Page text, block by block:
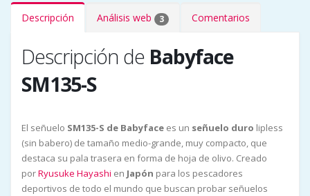
Descripción Análisis web 3 Comentarios
Descripción de Babyface
SM135-S
El señuelo SM135-S de Babyface es un señuelo duro lipless
(sin babero) de tamaño medio-grande, muy compacto, que
destaca su pala trasera en forma de hoja de olivo. Creado
porRyusuke Hayashi en Japón para los pescadores
deportivos de todo el mundo que buscan probar señuelos